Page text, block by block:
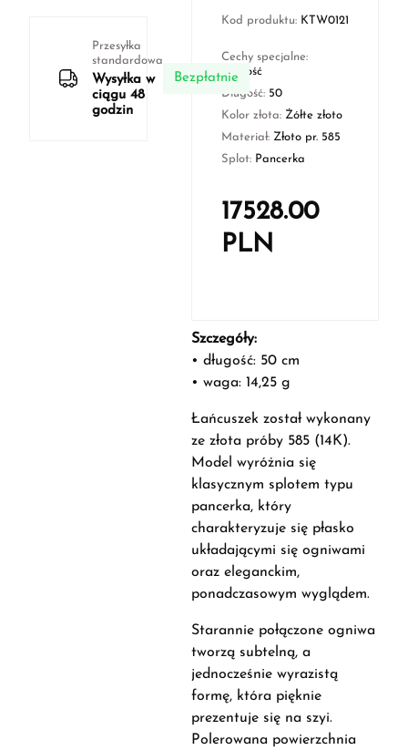
Przesyłka
standardowa
Wysyłka w
ciągu 48
godzin
Bezpłatnie
Kod produktu: KTW0121
Cechy specjalne:
Nowość
Długość: 50
Kolor złota: Żółte złoto
Materiał: Złoto pr. 585
Splot: Pancerka
17528.00
PLN
Szczegóły:
• długość: 50 cm
• waga: 14,25 g
Łańcuszek został wykonany
ze złota próby 585 (14K).
Model wyróżnia się
klasycznym splotem typu
pancerka, który
charakteryzuje się płasko
układającymi się ogniwami
oraz eleganckim,
ponadczasowym wyglądem.
Starannie połączone ogniwa
tworzą subtelną, a
jednocześnie wyrazistą
formę, która pięknie
prezentuje się na szyi.
Polerowana powierzchnia